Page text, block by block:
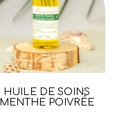
Aperçu rapide
HUILE DE SOINS
MENTHE POIVRÉE